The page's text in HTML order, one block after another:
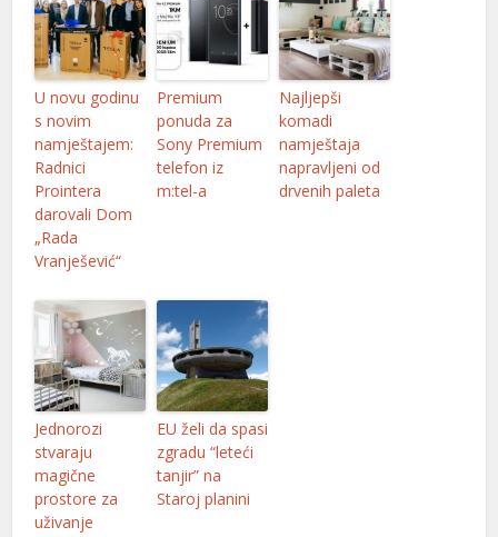
U novu godinu
s novim
namještajem:
Radnici
Prointera
darovali Dom
„Rada
Vranješević“
Premium
ponuda za
Sony Premium
telefon iz
m:tel-a
Najljepši
komadi
namještaja
napravljeni od
drvenih paleta
Jednorozi
stvaraju
magične
prostore za
uživanje
EU želi da spasi
zgradu “leteći
tanjir” na
Staroj planini